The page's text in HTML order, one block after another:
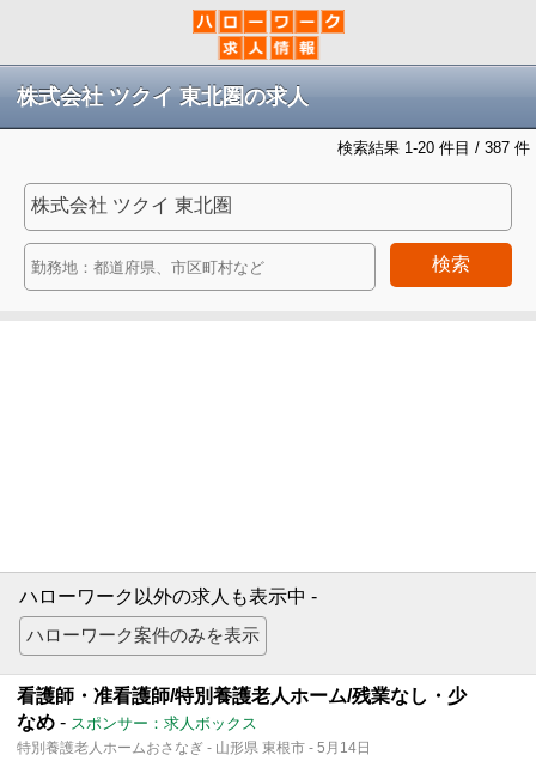
株式会社 ツクイ 東北圏の求人
検索結果 1-20 件目 / 387 件
検索
ハローワーク以外の求人も表示中 -
看護師・准看護師/特別養護老人ホーム/残業なし・少
なめ - スポンサー：求人ボックス
特別養護老人ホームおさなぎ - 山形県 東根市 - 5月14日